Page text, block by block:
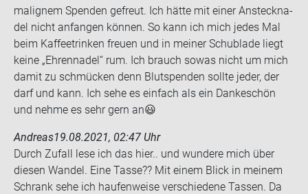
ma­li­g­nem Spen­den ge­freut. Ich hätte mit einer An­steck­na­
del nicht an­fan­gen kön­nen. So kann ich mich jedes Mal
beim Kaf­fee­trin­ken freu­en und in mei­ner Schub­la­de liegt
keine „Eh­ren­na­del“ rum. Ich brauch sowas nicht um mich
damit zu schmü­cken denn Blut­spen­den soll­te jeder, der
darf und kann. Ich sehe es ein­fach als ein Dan­ke­schön
und nehme es sehr gern an😃
Andreas19.08.2021, 02:47 Uhr
Durch Zu­fall lese ich das hier.. und wun­de­re mich über
die­sen Wan­del. Eine Tasse?? Mit einem Blick in mei­nem
Schrank sehe ich hau­fen­wei­se ver­schie­de­ne Tas­sen. Da